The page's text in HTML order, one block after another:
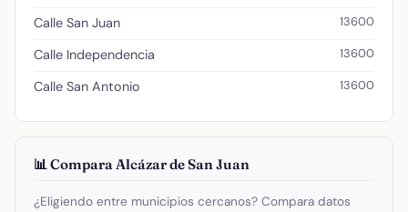
Calle San Juan 13600
Calle Independencia 13600
Calle San Antonio 13600
📊 Compara Alcázar de San Juan
¿Eligiendo entre municipios cercanos? Compara datos